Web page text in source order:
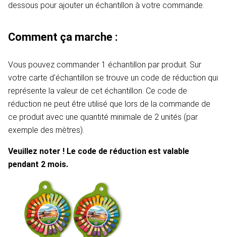
dessous pour ajouter un échantillon à votre commande.
Comment ça marche :
Vous pouvez commander 1 échantillon par produit. Sur
votre carte d'échantillon se trouve un code de réduction qui
représente la valeur de cet échantillon. Ce code de
réduction ne peut être utilisé que lors de la commande de
ce produit avec une quantité minimale de 2 unités (par
exemple des mètres).
Veuillez noter ! Le code de réduction est valable
pendant 2 mois.